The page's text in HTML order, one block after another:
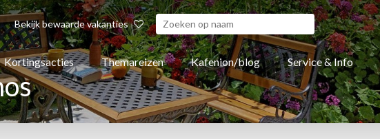
Bekijk bewaarde vakanties
Kortingsacties Themareizen Kafenion/blog Service & Info